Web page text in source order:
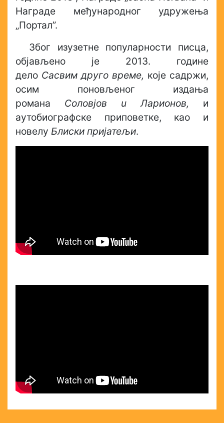
Награде међународног удружења
„Портал”.
Због изузетне популарности писца,
објављено je 2013. године
дело Сасвим дpyгo време, које садржи,
осим поновљеног издања
романа Соловјов u Ларионов, и
аутобиографске приповетке, као и
новелу Блиски пријатељи.